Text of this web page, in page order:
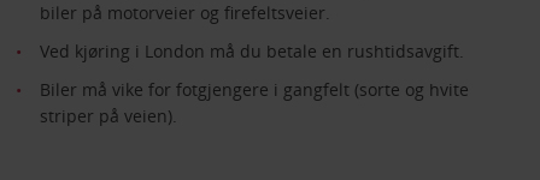
biler på motorveier og firefeltsveier.
Ved kjøring i London må du betale en rushtidsavgift.
Biler må vike for fotgjengere i gangfelt (sorte og hvite
striper på veien).